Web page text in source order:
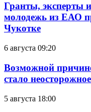
Гранты, эксперты
молодежь из ЕАО
Чукотке
6 августа 09:20
Возможной
стало
5 августа 18:00